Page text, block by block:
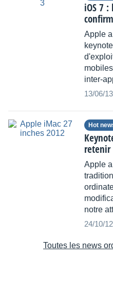
iOS 7
Apple
inter-
13/06/13
Hot
retenir
Apple
notre
24/10/12
Toutes les news